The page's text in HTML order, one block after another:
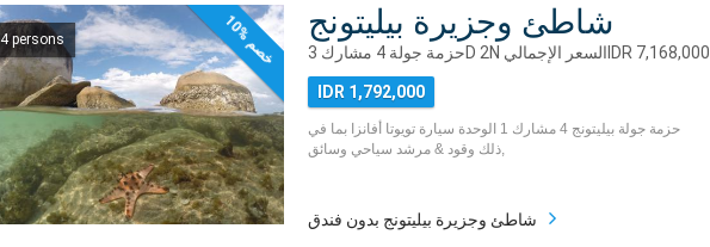
4 persons 1
0
%
خ
ص
م
شاطئ وجزيرة بيليتونج
حزمة جولة 4 مشارك 3D 2N السعر الإجماليIDR 7,168,000
IDR 1,792,000
حزمة جولة بيليتونج 4 مشارك 1 الوحدة سيارة تويوتا أفانزا بما في
ذلك وقود & مرشد سياحي وسائق,
شاطئ وجزيرة بيليتونج بدون فندق